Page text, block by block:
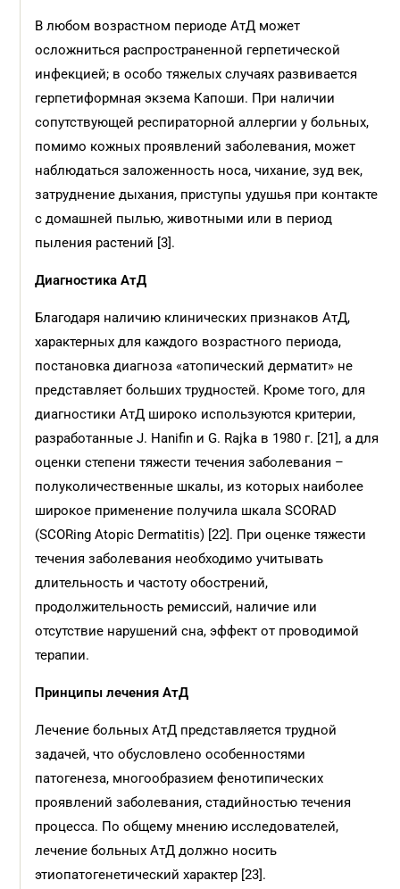
В любом возрастном периоде АтД может
осложниться распространенной герпетической
инфекцией; в особо тяжелых случаях развивается
герпетиформная экзема Капоши. При наличии
сопутствующей респираторной аллергии у больных,
помимо кожных проявлений заболевания, может
наблюдаться заложенность носа, чихание, зуд век,
затруднение дыхания, приступы удушья при контакте
с домашней пылью, животными или в период
пыления растений [3].
Диагностика АтД
Благодаря наличию клинических признаков АтД,
характерных для каждого возрастного периода,
постановка диагноза «атопический дерматит» не
представляет больших трудностей. Кроме того, для
диагностики АтД широко используются критерии,
разработанные J. Hanifin и G. Rajka в 1980 г. [21], а для
оценки степени тяжести течения заболевания –
полуколичественные шкалы, из которых наиболее
широкое применение получила шкала SCORAD
(SCORing Atopic Dermatitis) [22]. При оценке тяжести
течения заболевания необходимо учитывать
длительность и частоту обострений,
продолжительность ремиссий, наличие или
отсутствие нарушений сна, эффект от проводимой
терапии.
Принципы лечения АтД
Лечение больных АтД представляется трудной
задачей, что обусловлено особенностями
патогенеза, многообразием фенотипических
проявлений заболевания, стадийностью течения
процесса. По общему мнению исследователей,
лечение больных АтД должно носить
этиопатогенетический характер [23].